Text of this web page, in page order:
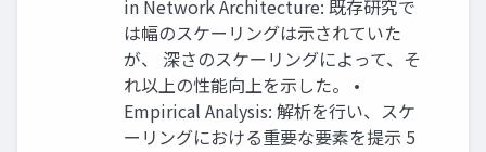
in Network Architecture: 既存研究で
は幅のスケーリングは示されていた
が、 深さのスケーリングによって、そ
れ以上の性能向上を示した。 •
Empirical Analysis: 解析を行い、スケ
ーリングにおける重要な要素を提示 5